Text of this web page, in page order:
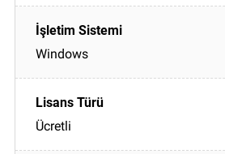
Windows
Ücretli